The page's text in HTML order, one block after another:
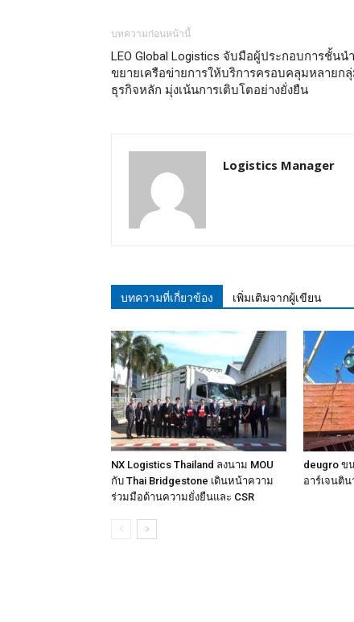
บทความก่อนหน้านี้
LEO Global Logistics จับมือผู้ประกอบการชั้นนำ
ขยายเครือข่ายการให้บริการครอบคลุมหลายก
ธุรกิจหลัก มุ่งเน้นการเติบโตอย่างยั่งยืน
Logistics Manager
บทความที่เกี่ยวข้อง เพิ่มเติมจากผู้เขียน
NX Logistics Thailand ลงนาม MOU
กับ Thai Bridgestone เดินหน้าความ
ร่วมมือด้านความยั่งยืนและ CSR
deugro ข
อาร์เจนติน